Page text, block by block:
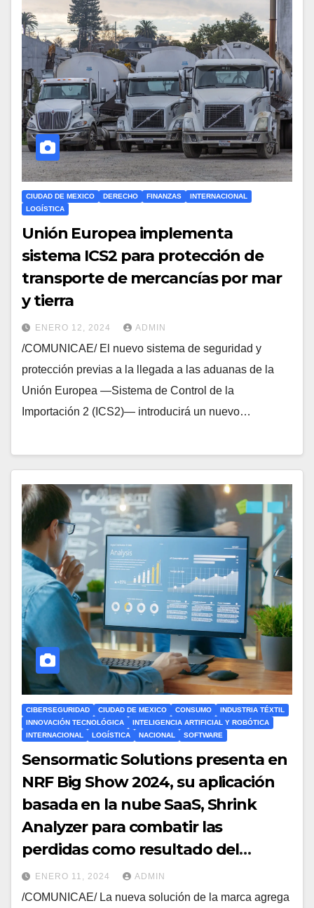
CIUDAD DE MEXICO DERECHO FINANZAS
INTERNACIONAL
LOGÍSTICA
Unión Europea implementa
sistema ICS2 para protección de
transporte de mercancías por mar
y tierra
ENERO 12, 2024 ADMIN
/COMUNICAE/ El nuevo sistema de seguridad y
protección previas a la llegada a las aduanas de la
Unión Europea —Sistema de Control de la
Importación 2 (ICS2)— introducirá un nuevo…
CIBERSEGURIDAD CIUDAD DE MEXICO CONSUMO
INDUSTRIA TÉXTIL
INNOVACIÓN TECNOLÓGICA
INTELIGENCIA ARTIFICIAL Y ROBÓTICA
INTERNACIONAL
LOGÍSTICA NACIONAL SOFTWARE
Sensormatic Solutions presenta en
NRF Big Show 2024, su aplicación
basada en la nube SaaS, Shrink
Analyzer para combatir las
perdidas como resultado del
crimen organizado (ORC) en el
retail
ENERO 11, 2024 ADMIN
/COMUNICAE/ La nueva solución de la marca agrega